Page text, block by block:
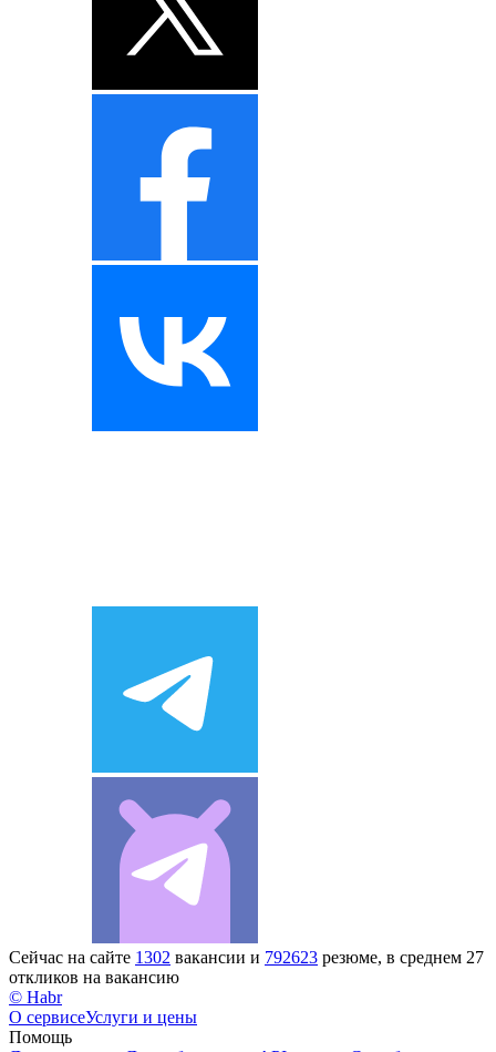
Сейчас на сайте 1302 вакансии и 792623 резюме, в среднем 27
откликов на вакансию
© Habr
О сервисеУслуги и цены
Помощь